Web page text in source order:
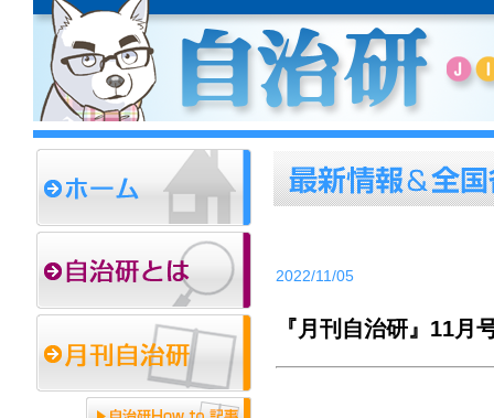
2022/11/05
『月刊自治研』11月